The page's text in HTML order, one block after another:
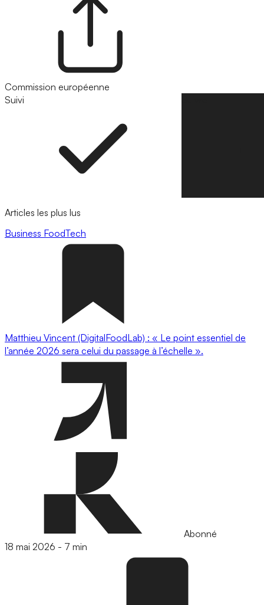
Commission européenne
Suivi
Articles les plus lus
Business FoodTech
Matthieu Vincent (DigitalFoodLab) : « Le point essentiel de
l’année 2026 sera celui du passage à l’échelle ».
Abonné
18 mai 2026 - 7 min